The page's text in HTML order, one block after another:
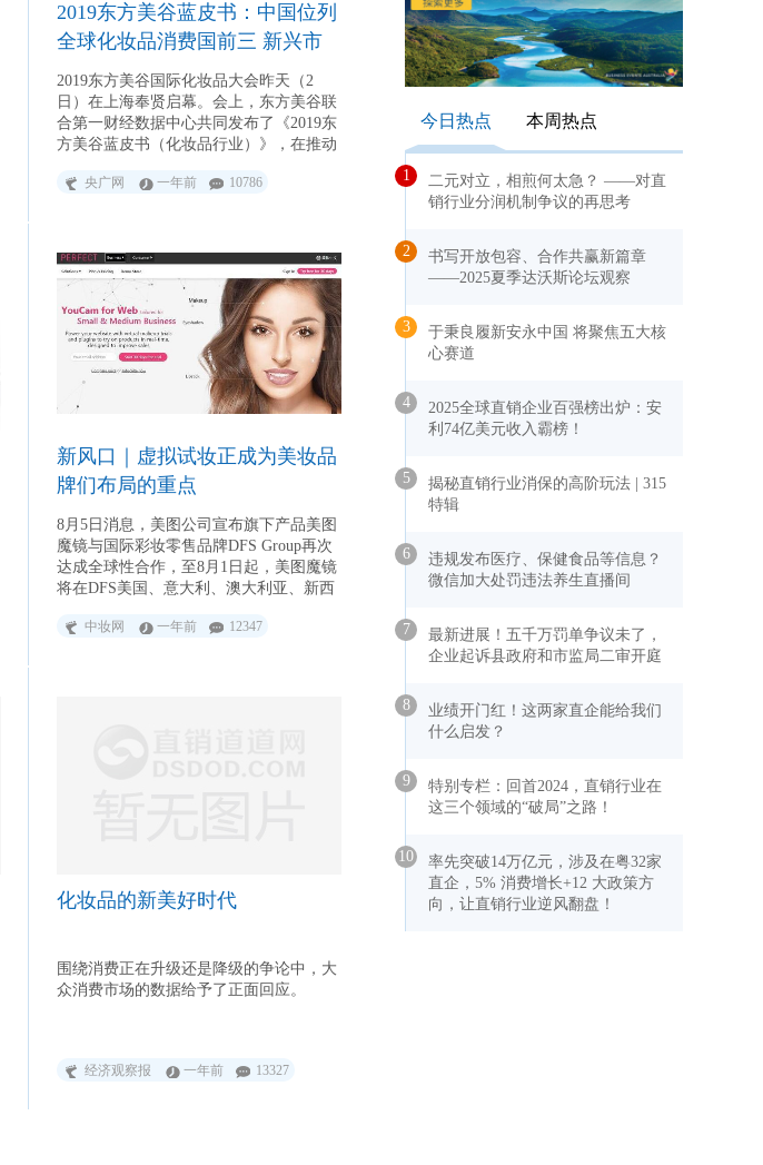
2019东方美谷蓝皮书：中国位列
全球化妆品消费国前三 新兴市
场引领全球增长
2019东方美谷国际化妆品大会昨天（2
日）在上海奉贤启幕。会上，东方美谷联
合第一财经数据中心共同发布了《2019东
方美谷蓝皮书（化妆品行业）》，在推动
发展打下坚实基础。
央广网 一年前 10786
新风口｜虚拟试妆正成为美妆品
牌们布局的重点
8月5日消息，美图公司宣布旗下产品美图
魔镜与国际彩妆零售品牌DFS Group再次
达成全球性合作，至8月1日起，美图魔镜
将在DFS美国、意大利、澳大利亚、新西
等13个国家和地区的25家门店，为消费者
中妆网 一年前 12347
化妆品的新美好时代
围绕消费正在升级还是降级的争论中，大
众消费市场的数据给予了正面回应。
经济观察报 一年前 13327
今日热点 本周热点
1
二元对立，相煎何太急？ ——对直
销行业分润机制争议的再思考
2
书写开放包容、合作共赢新篇章
——2025夏季达沃斯论坛观察
3
于秉良履新安永中国 将聚焦五大核
心赛道
4
2025全球直销企业百强榜出炉：安
利74亿美元收入霸榜！
5
揭秘直销行业消保的高阶玩法 | 315
特辑
6
违规发布医疗、保健食品等信息？
微信加大处罚违法养生直播间
7
最新进展！五千万罚单争议未了，
企业起诉县政府和市监局二审开庭
8
业绩开门红！这两家直企能给我们
什么启发？
9
特别专栏：回首2024，直销行业在
这三个领域的“破局”之路！
10
率先突破14万亿元，涉及在粤32家
直企，5% 消费增长+12 大政策方
向，让直销行业逆风翻盘！